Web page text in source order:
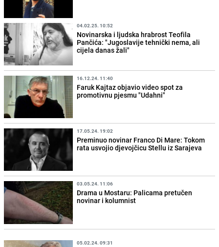
04.02.25. 10:52
Novinarska i ljudska hrabrost Teofila
Pančića: "Jugoslavije tehnički nema, ali
cijela danas žali"
16.12.24. 11:40
Faruk Kajtaz objavio video spot za
promotivnu pjesmu "Udahni"
17.05.24. 19:02
Preminuo novinar Franco Di Mare: Tokom
rata usvojio djevojčicu Stellu iz Sarajeva
03.05.24. 11:06
Drama u Mostaru: Palicama pretučen
novinar i kolumnist
05.02.24. 09:31